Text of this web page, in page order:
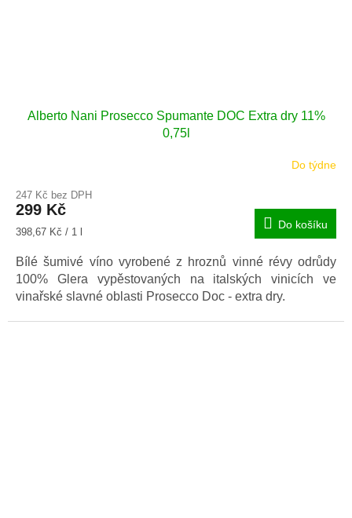
Alberto Nani Prosecco Spumante DOC Extra dry 11%
0,75l
Do týdne
247 Kč bez DPH
299 Kč
Měrná
398,67 Kč / 1 l
Do košíku
Bílé šumivé víno vyrobené z hroznů vinné révy odrůdy
100% Glera vypěstovaných na italských vinicích ve
vinařské slavné oblasti Prosecco Doc - extra dry.